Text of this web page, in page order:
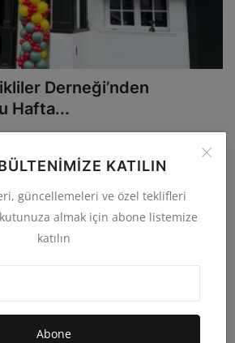
KATILIN
güncellemeleri ve özel teklifleri
almak için abone listemize
katılın
Abone
Derneği’nden
Hafta...
duygusu Britanya’da yeniden filizleniyor.